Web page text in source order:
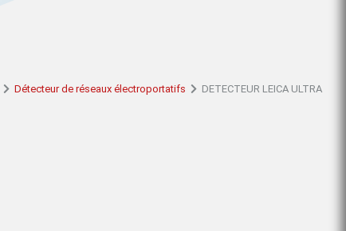
Détecteur de réseaux électroportatifs DETECTEUR LEICA ULTRA